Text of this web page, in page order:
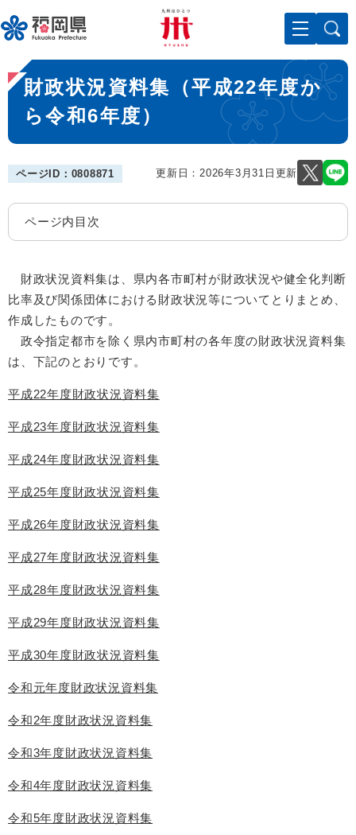
ー
ジ
先
頭
。
メニューを飛ばして本文へ
本
文
財政状況資料集（平成22年度か
ら令和6年度）
ページID：0808871 更新日：2026年3月31日更新
ページ内目次
財政状況資料集は、県内各市町村が財政状況や健全化判断
比率及び関係団体における財政状況等についてとりまとめ、
作成したものです。
政令指定都市を除く県内市町村の各年度の財政状況資料集
は、下記のとおりです。
平成22年度財政状況資料集
平成23年度財政状況資料集
平成24年度財政状況資料集
平成25年度財政状況資料集
平成26年度財政状況資料集
平成27年度財政状況資料集
平成28年度財政状況資料集
平成29年度財政状況資料集
平成30年度財政状況資料集
令和元年度財政状況資料集
令和2年度財政状況資料集
令和3年度財政状況資料集
令和4年度財政状況資料集
令和5年度財政状況資料集